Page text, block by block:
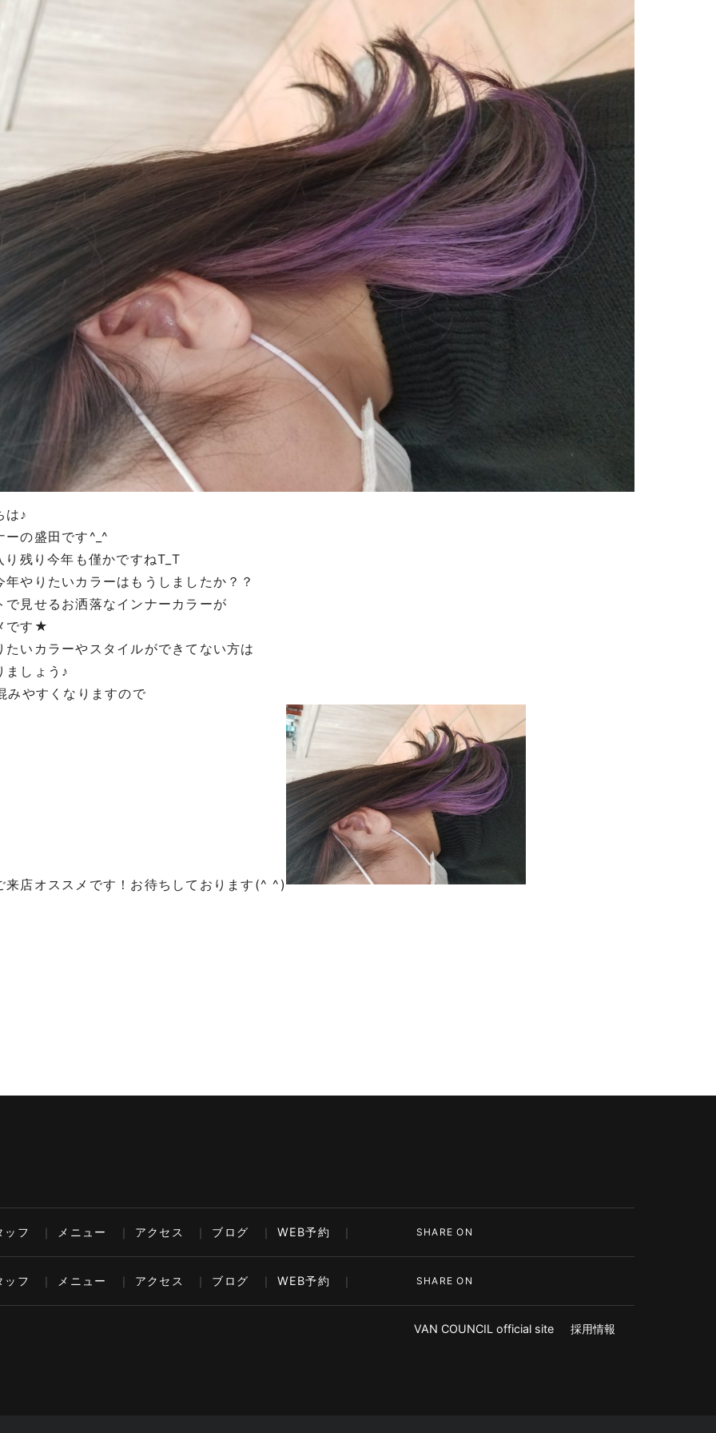
は♪
ーの盛田です^_^
り残り今年も僅かですねT_T
年やりたいカラーはもうしましたか？？
で見せるお洒落なインナーカラーが
です ★
たいカラーやスタイルができてない方は
ましょう♪
みやすくなりますので
来店オススメです！お待ちしております (^ ^)
ッフ メニュー アクセス ブログ WEB予約 SHARE ON
ッフ メニュー アクセス ブログ WEB予約 SHARE ON
VAN COUNCIL official site 採用情報